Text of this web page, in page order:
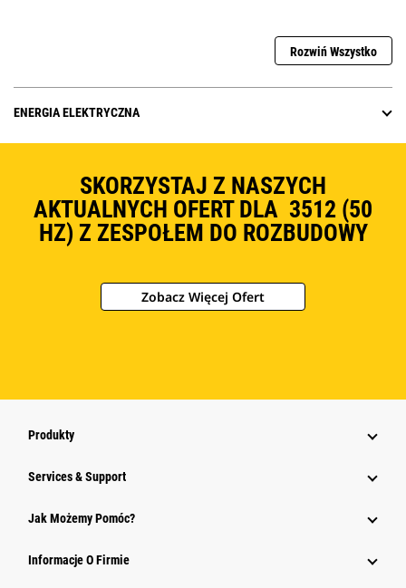
Rozwiń Wszystko
ENERGIA ELEKTRYCZNA
SKORZYSTAJ Z NASZYCH
AKTUALNYCH OFERT DLA 3512 (50
HZ) Z ZESPOŁEM DO ROZBUDOWY
Zobacz Więcej Ofert
Produkty
Services & Support
Jak Możemy Pomóc?
Informacje O Firmie